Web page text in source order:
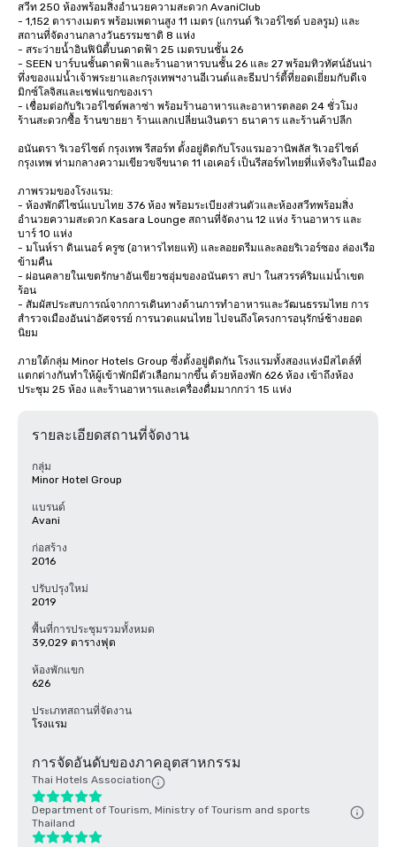
สวีท 250 ห้องพร้อมสิ่งอำนวยความสะดวก AvaniClub
- 1,152 ตารางเมตร พร้อมเพดานสูง 11 เมตร (แกรนด์ ริเวอร์ไซด์ บอลรูม) และ
สถานที่จัดงานกลางวันธรรมชาติ 8 แห่ง
- สระว่ายน้ำอินฟินิตี้บนดาดฟ้า 25 เมตรบนชั้น 26
- SEEN บาร์บนชั้นดาดฟ้าและร้านอาหารบนชั้น 26 และ 27 พร้อมทิวทัศน์อันน่า
ทึ่งของแม่น้ำเจ้าพระยาและกรุงเทพฯงานอีเวนต์และธีมปาร์ตี้ที่ยอดเยี่ยมกับดีเจ
มิกซ์โลจิสและเชฟแขกของเรา
- เชื่อมต่อกับริเวอร์ไซด์พลาซ่า พร้อมร้านอาหารและอาหารตลอด 24 ชั่วโมง
ร้านสะดวกซื้อ ร้านขายยา ร้านแลกเปลี่ยนเงินตรา ธนาคาร และร้านค้าปลีก
อนันตรา ริเวอร์ไซด์ กรุงเทพ รีสอร์ท ตั้งอยู่ติดกับโรงแรมอวานิพลัส ริเวอร์ไซด์
กรุงเทพ ท่ามกลางความเขียวขจีขนาด 11 เอเคอร์ เป็นรีสอร์ทไทยที่แท้จริงในเมือง
ภาพรวมของโรงแรม:
- ห้องพักดีไซน์แบบไทย 376 ห้อง พร้อมระเบียงส่วนตัวและห้องสวีทพร้อมสิ่ง
อำนวยความสะดวก Kasara Lounge สถานที่จัดงาน 12 แห่ง ร้านอาหาร และ
บาร์ 10 แห่ง
- มโนห์รา ดินเนอร์ ครูซ (อาหารไทยแท้) และลอยดรีมและลอยริเวอร์ซอง ล่องเรือ
ข้ามคืน
- ผ่อนคลายในเขตรักษาอันเขียวชอุ่มของอนันตรา สปา ในสวรรค์ริมแม่น้ำเขต
ร้อน
- สัมผัสประสบการณ์จากการเดินทางด้านการทำอาหารและวัฒนธรรมไทย การ
สำรวจเมืองอันน่าอัศจรรย์ การนวดแผนไทย ไปจนถึงโครงการอนุรักษ์ช้างยอด
นิยม
ภายใต้กลุ่ม Minor Hotels Group ซึ่งตั้งอยู่ติดกัน โรงแรมทั้งสองแห่งมีสไตล์ที่
แตกต่างกันทำให้ผู้เข้าพักมีตัวเลือกมากขึ้น ด้วยห้องพัก 626 ห้อง เข้าถึงห้อง
ประชุม 25 ห้อง และร้านอาหารและเครื่องดื่มมากกว่า 15 แห่ง
รายละเอียดสถานที่จัดงาน
กลุ่ม
Minor Hotel Group
แบรนด์
Avani
ก่อสร้าง
2016
ปรับปรุงใหม่
2019
พื้นที่การประชุมรวมทั้งหมด
39,029 ตารางฟุต
ห้องพักแขก
626
ประเภทสถานที่จัดงาน
โรงแรม
การจัดอันดับของภาคอุตสาหกรรม
Thai Hotels Association
Department of Tourism, Ministry of Tourism and sports
Thailand